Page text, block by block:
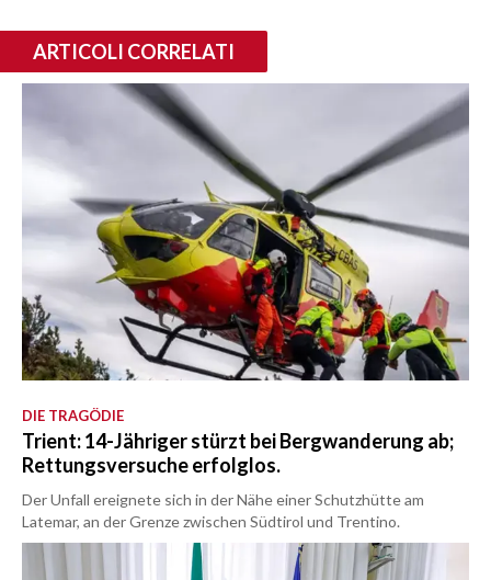
ARTICOLI CORRELATI
DIE TRAGÖDIE
Trient: 14-Jähriger stürzt bei Bergwanderung ab;
Rettungsversuche erfolglos.
Der Unfall ereignete sich in der Nähe einer Schutzhütte am
Latemar, an der Grenze zwischen Südtirol und Trentino.